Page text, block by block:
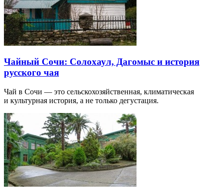
Чайный Сочи: Солохаул, Дагомыс и история
русского чая
Чай в Сочи — это сельскохозяйственная, климатическая
и культурная история, а не только дегустация.